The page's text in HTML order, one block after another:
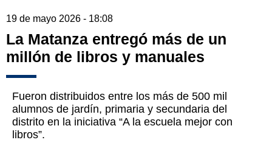
19 de mayo 2026 - 18:08
La Matanza entregó más de un
millón de libros y manuales
Fueron distribuidos entre los más de 500 mil
alumnos de jardín, primaria y secundaria del
distrito en la iniciativa “A la escuela mejor con
libros”.